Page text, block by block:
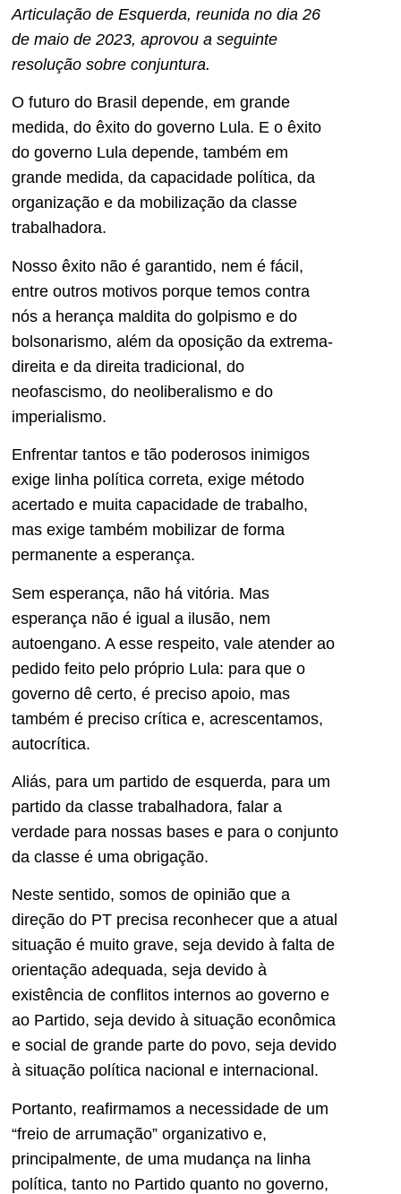
Articulação de Esquerda, reunida no dia 26
de maio de 2023, aprovou a seguinte
resolução sobre conjuntura.
O futuro do Brasil depende, em grande
medida, do êxito do governo Lula. E o êxito
do governo Lula depende, também em
grande medida, da capacidade política, da
organização e da mobilização da classe
trabalhadora.
Nosso êxito não é garantido, nem é fácil,
entre outros motivos porque temos contra
nós a herança maldita do golpismo e do
bolsonarismo, além da oposição da extrema-
direita e da direita tradicional, do
neofascismo, do neoliberalismo e do
imperialismo.
Enfrentar tantos e tão poderosos inimigos
exige linha política correta, exige método
acertado e muita capacidade de trabalho,
mas exige também mobilizar de forma
permanente a esperança.
Sem esperança, não há vitória. Mas
esperança não é igual a ilusão, nem
autoengano. A esse respeito, vale atender ao
pedido feito pelo próprio Lula: para que o
governo dê certo, é preciso apoio, mas
também é preciso crítica e, acrescentamos,
autocrítica.
Aliás, para um partido de esquerda, para um
partido da classe trabalhadora, falar a
verdade para nossas bases e para o conjunto
da classe é uma obrigação.
Neste sentido, somos de opinião que a
direção do PT precisa reconhecer que a atual
situação é muito grave, seja devido à falta de
orientação adequada, seja devido à
existência de conflitos internos ao governo e
ao Partido, seja devido à situação econômica
e social de grande parte do povo, seja devido
à situação política nacional e internacional.
Portanto, reafirmamos a necessidade de um
“freio de arrumação” organizativo e,
principalmente, de uma mudança na linha
política, tanto no Partido quanto no governo,